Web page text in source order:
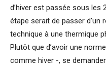
d’hiver est passée sous les
étape serait de passer d’un
technique à une thermique
Plutôt que d’avoir une
comme hiver -, se